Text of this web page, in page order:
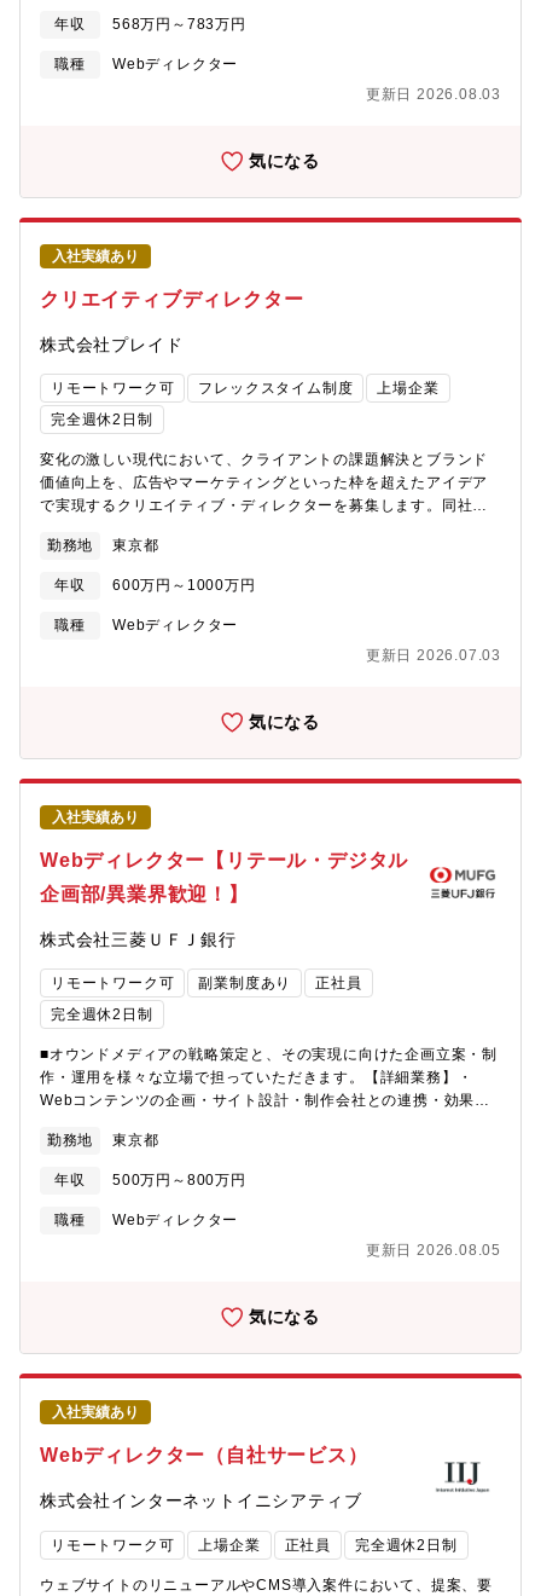
ション力を強化するため、新たにディレクターを募集していま
す。同社が展開するクラウドサービスにおける、プロモーション
関連クリエイティブ全般のディレクション業務を担当いただきま
しており、そのすべての製品紹介サイトおよび各サポートサイト
Web・各製品サイト及び各サポートサイト（経費精算システム、
電子請求書発行システム、勤怠管理システム、メール共有システ
ムなど複数のサービスが対象）・オウンドメディア（経理プラ
ス、メルラボ）・採用サイト○DTPおよびオフラインプロモーショ
ン施策・パンフレット、DM、チラシ、ノベルティ・展示会・セミ
ナー・地方マス広告（交通広告、新聞広告など）【仕事の進め
方】商材や役割ごとにチームを分け、ディレクターが依頼内容を
確認し、デザイナーのスキルやリソースに応じてアサインしま
す。進行中は状況確認や品質管理を行い、納期に向けて調整しま
す。また、制作だけでなく、目的や背景を踏まえた課題発見と改
善提案も行い、成果につながるデザインやプロモーション全体の
最適化に取り組んでいます。※月平均は全体約250件（多い月で
300件）、デザイナー1人あたり10～25件対応。【求める役割】1.
運用保守ディレクション（進捗管理、リソース管理）2.企画提案
（ワイヤー作成、情報設計）3.メンバーの育成 - チームメンバー
の指導/フォロー4.リーダーポジションとしての役割（ご経験・ス
化の推進【ポジションの魅力】■外注では得られない「自社のミッ
レクションができる事業会社では、方針に沿うだけでなく、「事
関われます。自社文脈を深く理解した上で判断・提案できる点が
魅力です。■多様な商材・チャネルに関わり、“ロジカルなBtoBデ
的に考え抜く姿勢が求められます。表層ではなく本質を捉えたデ
特徴です。制作会社のように決められた方針を形にするだけでな
リューションを生み出すリーダーシップを発揮できるディレクタ
ーはデザイナー、マーケ、営業などのハブとなり、表面的な依頼
の奥にある“本質的な事業課題”を見極め、最適な解決策へ導く役割
です。制作を超え、事業全体を最適化する影響力を発揮できま
部 クリエイティブ開発部※マネージャー含め33名（男性10名、
女性23名）で構成されています。※2026年1月現在
年収 568万円～783万円
職種
Webディレクター
更新日 2026.08.03
気になる
入社実績あり
クリエイティブディレクター
株式会社プレイド
リモートワーク可 フレックスタイム制度
上場企業
完全週休2日制
変化の激しい現代において、クライアントの課題解決とブランド
価値向上を、広告やマーケティングといった枠を超えたアイデア
で実現するクリエイティブ・ディレクターを募集します。同社の
ンス人材とのコラボレーションを通じて、まだ世の中にない「人
の心を動かす仕掛け」を生み出し、そのアイデアを実現すること
でクライアントビジネスの成長に貢献していただきます。【具体
的な業務内容】・クライアントへのヒアリングを通じた課題発見
案とクリエイティブアイデア開発・広告やマーケティング全体の
業アイデアの考案・プレゼンテーション資料の作成とクライアン
トへの提案・社内外のクリエイター・制作プロダクションとの協
業・ディレクション・各種クリエイティブの品質管理【本ポジシ
ョンの魅力】・単なる広告の枠を超え、クライアントのビジネス
そのものを変革するクリエイティブ/ディレクションを追求できま
す。顧客体験（CX）のあるべき姿を追求するだけでなく、そのア
イデアがビジネス戦略や事業成長にどう貢献するかを深く紐解
き、戦略的な視点からクリエイティブ戦略をリードすることがで
きます。・業界を問わず、企業の経営層や事業責任者といった意
イアントの事業フェーズに合わせ複数年にわたって伴走し、新規
サービス開発からマーケティングの上流戦略、施策の実行、その
後のグロースまで一気通貫して携わることができます。・同社が
提供する「KARTEシリーズ」に蓄積された生きた顧客データを活
用することで、データに基づいた深い顧客インサイトを起点に、
これまでの広告では実現し得なかった、革新的な顧客体験とサー
ビス改善のアイデアを生み出せます。・プロジェクトで得られた
情報をもとに、プロダクト自体の改善・開発にもフィードバック
は得られない貴重な経験にも繋がります。・プロジェクトを通じ
て、新規ユースケース創出や顧客インサイトのフィードバックを
こともでき、クリエイティブ・ディレクターとして他では得られ
勤務地 東京都
年収 600万円～1000万円
職種
Webディレクター
更新日 2026.07.03
気になる
入社実績あり
Webディレクター【リテール・デジタル
企画部/異業界歓迎！】
株式会社三菱ＵＦＪ銀行
リモートワーク可 副業制度あり
正社員
完全週休2日制
■オウンドメディアの戦略策定と、その実現に向けた企画立案・制
作・運用を様々な立場で担っていただきます。【詳細業務】・
Webコンテンツの企画・サイト設計・制作会社との連携・効果検
足】・利用ツール：Googleアナリティクス、Figma【組織構成】
リテール・デジタル企画部ーカスタマーエクスペリエンス・デザ
イン室ー顧客コミュニケーションGr（23名）ーコンテンツマーケ
ティングチーム★・担当者人数：5名（うち1名キャリア入行
方】個人の事情に合わせた柔軟な働き方が可能です。・在宅勤
クト時差勤務制度あり）【募集背景】MUFG・三菱UFJ銀行で
は、主に個人のお客さまを対象としたオウンドメディアを運営
し、お客さまのお金に関する悩みの解決と金融行動へつなげるた
めの後押しをするために、金融経済教育を兼ねたマーケティング
を実施しています。WebサイトやSNSアカウントを通じて、一般
的な金融知識や自社サービスについての理解が深まるコンテンツ
を発信しています。コンテンツをご覧になった方が「お金のこと
で困ったときはMUFGに相談してみよう」と感じて頂けるような
体験を提供することをめざしています。このミッションに共感
し、共に成長を目指すWebディレクターを募集しています。【キ
ャリアパス】Webデザインのプロフェッショナルとしてのキャリ
アはもちろん、将来的には希望や適性に応じて、プロフェッショ
ナル職として幅広い業務を担当、およびマネジメントを担ってい
勤務地 東京都
年収 500万円～800万円
職種
Webディレクター
更新日 2026.08.05
気になる
入社実績あり
Webディレクター（自社サービス）
株式会社インターネットイニシアティブ
リモートワーク可 上場企業 正社員 完全週休2日制
ウェブサイトのリニューアルやCMS導入案件において、提案、要